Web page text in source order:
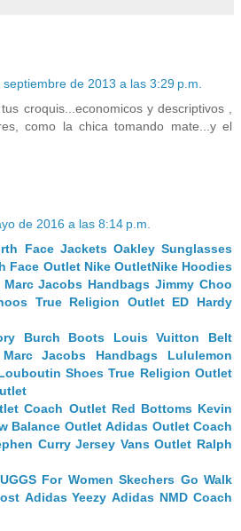
septiembre de 2013 a las 3:29 p.m.
croquis...economicos y descriptivos ,
como la chica tomando mate...y el
de 2016 a las 8:14 p.m.
Face Jackets Oakley Sunglasses
Face Outlet Nike OutletNike Hoodies
Marc Jacobs Handbags Jimmy Choo
True Religion Outlet ED Hardy
Burch Boots
Louis Vuitton Belt
Marc Jacobs Handbags
Lululemon
Shoes True Religion Outlet
Coach Outlet Red Bottoms Kevin
Balance Outlet Adidas Outlet Coach
Curry Jersey Vans Outlet Ralph
UGGS For Women Skechers Go Walk
Adidas Yeezy Adidas NMD Coach